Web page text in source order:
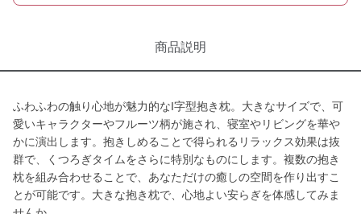
商品説明
ふわふわの触り心地が魅力的なI字型抱き枕。大きなサイズで、可
愛いキャラクターやフルーツ柄が施され、寝室やリビングを華や
かに演出します。抱きしめることで得られるリラックス効果は抜
群で、くつろぎタイムをさらに特別なものにします。複数の抱き
枕を組み合わせることで、あなただけの癒しの空間を作り出すこ
とが可能です。大きな抱き枕で、心地よい安らぎを体感してみま